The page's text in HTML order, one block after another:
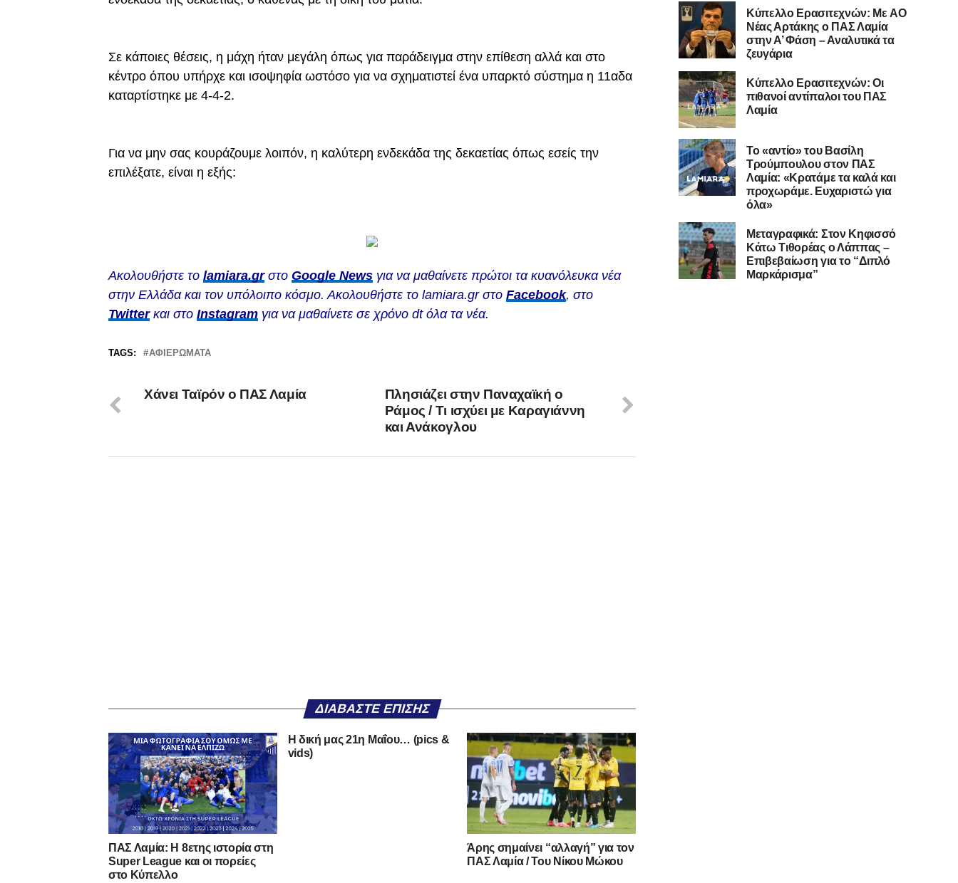
Σε κάποιες θέσεις, η μάχη ήταν μεγάλη όπως για παράδειγμα στην επίθεση αλλά και στο
κέντρο όπου υπήρχε και ισοψηφία ωστόσο για να σχηματιστεί ένα υπαρκτό σύστημα η 11αδα
καταρτίστηκε με 4-4-2.
Για να μην σας κουράζουμε λοιπόν, η καλύτερη ενδεκάδα της δεκαετίας όπως εσείς την
επιλέξατε, είναι η εξής:
Ακολουθήστε το lamiara.grστο Google News για να μαθαίνετε πρώτοι τα κυανόλευκα νέα
στην Ελλάδα και τον υπόλοιπο κόσμο. Ακολουθήστε το lamiara.gr στο Facebook, στο
Twitterκαι στο Instagram για να μαθαίνετε σε χρόνο dt όλα τα νέα.
TAGS: ΑΦΙΕΡΏΜΑΤΑ
Πλησιάζει στην Παναχαϊκή ο
Ράμος / Τι ισχύει με Καραγιάννη
και Ανάκογλου
Xάνει Ταϊρόν ο ΠΑΣ Λαμία
ΔΙΑΒΆΣΤΕ ΕΠΊΣΗΣ
ΠΑΣ Λαμία: Η 8ετης ιστορία στη
Super League και οι πορείες
στο Κύπελλο
Η δική μας 21η Μαΐου… (pics &
vids)
Άρης σημαίνει “αλλαγή” για τον
ΠΑΣ Λαμία / Του Νίκου Μώκου
Kύπελλο Ερασιτεχνών: Με AO
Nέας Αρτάκης ο ΠΑΣ Λαμία
στην Α’ Φάση – Αναλυτικά τα
ζευγάρια
Κύπελλο Ερασιτεχνών: Οι
πιθανοί αντίπαλοι του ΠΑΣ
Λαμία
Το «αντίο» του Βασίλη
Τρούμπουλου στον ΠΑΣ
Λαμία: «Κρατάμε τα καλά και
προχωράμε. Ευχαριστώ για
όλα»
Μεταγραφικά: Στον Κηφισσό
Κάτω Τιθορέας ο Λάππας –
Επιβεβαίωση για το “Διπλό
Μαρκάρισμα”